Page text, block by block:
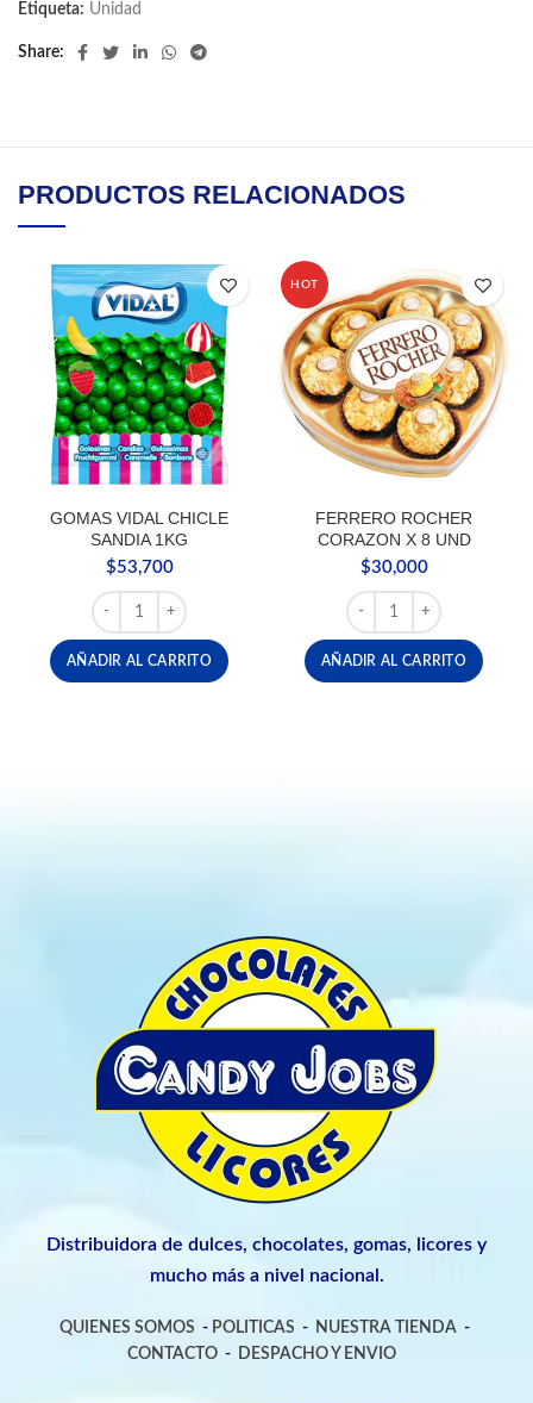
Etiqueta: Unidad
Share
PRODUCTOS RELACIONADOS
GOMAS VIDAL CHICLE
SANDIA 1KG
$53,700
GOMAS VIDAL CHICLE SANDIA 1KG cantidad
AÑADIR AL CARRITO
HOT
FERRERO ROCHER
CORAZON X 8 UND
$30,000
FERRERO ROCHER
AÑADIR AL CARRITO
Distribuidora de dulces, chocolates, gomas, licores y
mucho más a nivel nacional.
QUIENES SOMOS - POLITICAS - NUESTRA TIENDA -
CONTACTO- DESPACHO Y ENVIO